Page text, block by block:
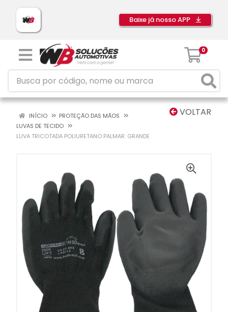
Baixe já nosso APP
0
VOLTAR
INÍCIO
PROTEÇÃO DAS MÃOS
LUVAS DE TECIDO
LUVA TRICOTADA POLIURETANO PALMAR. GRANDE